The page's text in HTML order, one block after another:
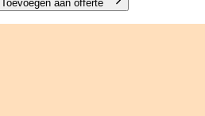
Toevoegen aan offerte